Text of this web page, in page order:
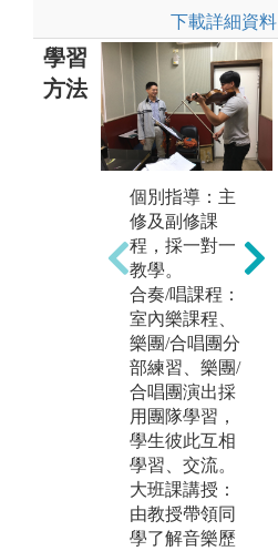
下載詳細資料
學習
方法
個別指導：主
修及副修課
程，採一對一
教學。
合奏/唱課程：
室內樂課程、
樂團/合唱團分
部練習、樂團/
合唱團演出採
用團隊學習，
學生彼此互相
學習、交流。
大班課講授：
由教授帶領同
學了解音樂歷